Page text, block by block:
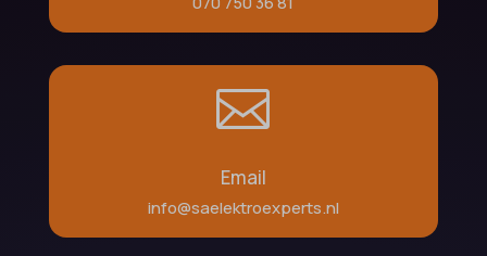

Email
info@saelektroexperts.nl